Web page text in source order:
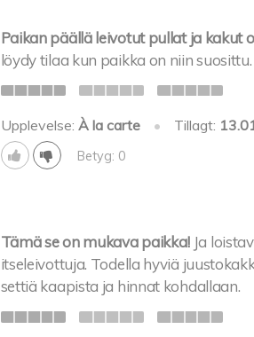
Paikan päällä leivotut pullat ja kakut
löydy tilaa kun paikka on niin suosittu.
Upplevelse: À la carte • Tillagt:
Betyg: 0
Tämä se on mukava paikka! Ja
itseleivottuja. Todella hyviä
settiä kaapista ja hinnat kohdallaan.